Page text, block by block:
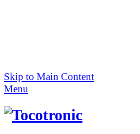
Skip to Main Content
Menu